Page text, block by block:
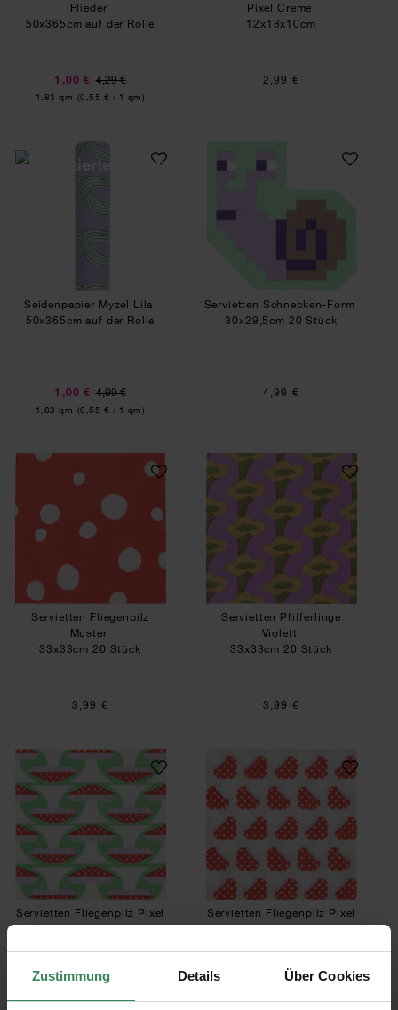
Zustimmung Details Über Cookies
Flieder
50x365cm auf der Rolle
1,00 € 4,29 €
Inhalt:
1,83 qm (0,55 € / 1 qm)
Pixel Creme
12x18x10cm
2,99 €
Seidenpapier Myzel Lila
Seidenpapier Myzel Lila
50x365cm auf der Rolle
1,00 € 4,99 €
Inhalt:
1,83 qm (0,55 € / 1 qm)
Servietten
Servietten Schnecken-Form
30x29,5cm 20 Stück
4,99 €
Servietten Fliegenpilz Muster
Servietten Fliegenpilz
Muster
33x33cm 20 Stück
3,99 €
Servietten
Servietten Pfifferlinge
Violett
33x33cm 20 Stück
3,99 €
Servietten Fliegenpilz Pixel Grün
Servietten Fliegenpilz Pixel
Grün
3,99 €
Servietten
Servietten Fliegenpilz Pixel
Puder
3,99 €